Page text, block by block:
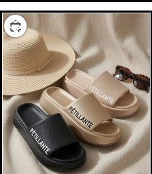
CHOISIR